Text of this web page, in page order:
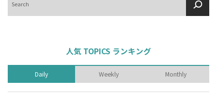
索
人気 TOPICS ランキング
Daily Weekly Monthly